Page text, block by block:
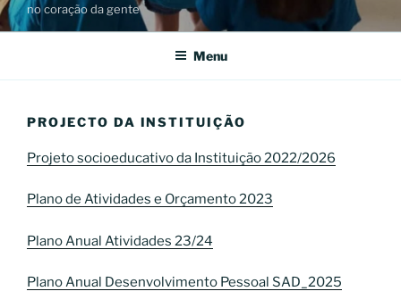
no coração da gente
Menu
PROJECTO DA INSTITUIÇÃO
Projeto socioeducativo da Instituição 2022/2026
Plano de Atividades e Orçamento 2023
Plano Anual Atividades 23/24
Plano Anual Desenvolvimento Pessoal SAD_2025